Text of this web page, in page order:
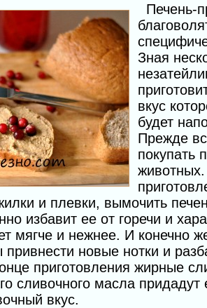
Печень-
Зная
вкус
будет
Прежде
покупать
и плевки, вымочить
избавит ее от горечи и
мягче и нежнее. И конечно
новые нотки и
приготовления жирные
сливочного масла
вкус.